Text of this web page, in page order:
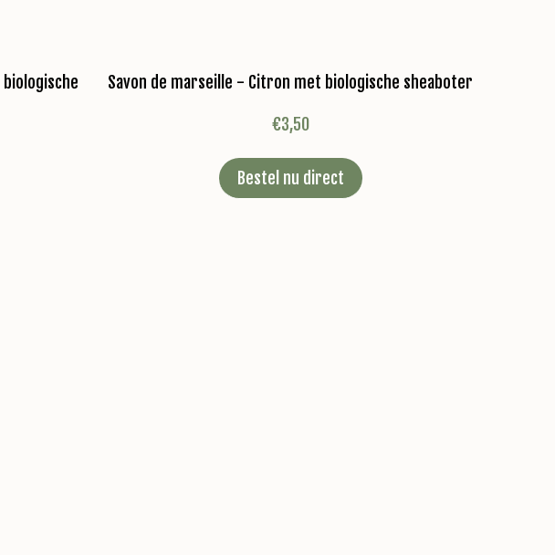
Savon de marseille - Citron met biologische sheaboter
€3,50
Bestel nu direct